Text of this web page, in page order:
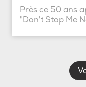
Près de 50 ans
"Don't Stop Me